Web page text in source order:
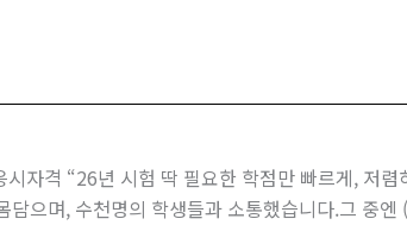
자격 “26년 시험 딱 필요한 학점만 빠르게, 저
으며, 수천명의 학생들과 소통했습니다.그 중엔